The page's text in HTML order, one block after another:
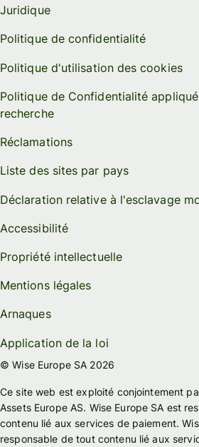
Juridique
Politique de confidentialité
Politique d'utilisation des cookies
Politique de Confidentialité
recherche
Réclamations
Liste des sites par pays
Déclaration relative à l'esclavage
Accessibilité
Propriété intellectuelle
Mentions légales
Arnaques
Application de la loi
© Wise Europe SA 2026
Ce site web est exploité conjointement
Assets Europe AS. Wise Europe SA est
contenu lié aux services de paiement.
responsable de tout contenu lié aux